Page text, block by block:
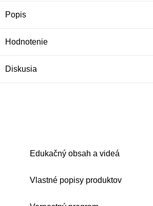
Popis
Hodnotenie
Diskusia
Edukačný obsah a videá
Vlastné popisy produktov